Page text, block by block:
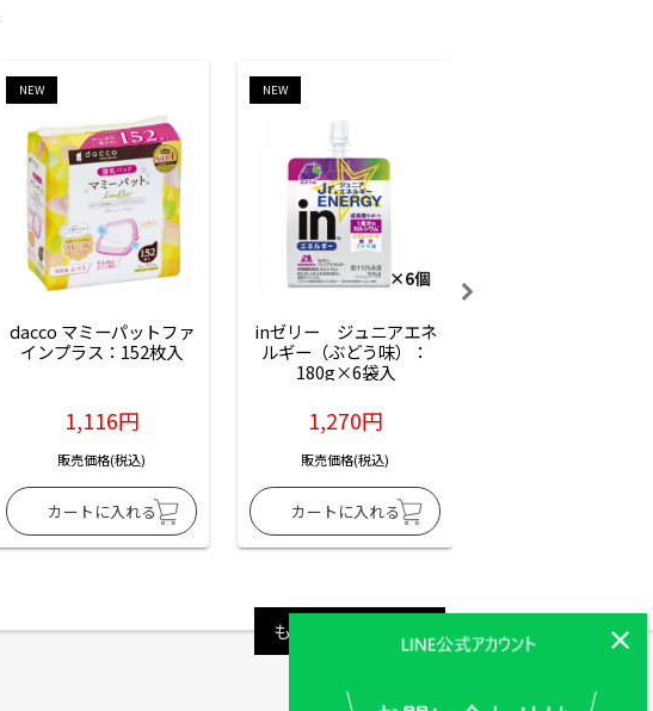
NEW
dacco マミーパットファ
インプラス：152枚入
1,116円
販売価格(税込)
NEW
inゼリー　ジュニアエネ
ルギー（ぶどう味）：
180g×6袋入
1,270円
販売価格(税込)
もっと見る